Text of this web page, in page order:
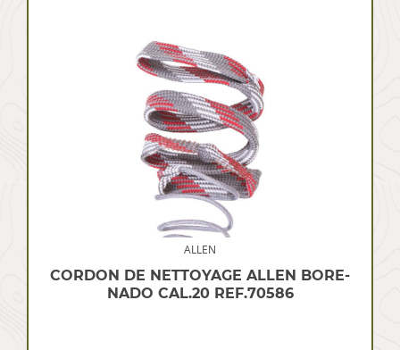
ALLEN
CORDON DE NETTOYAGE ALLEN BORE-
NADO CAL.20 REF.70586